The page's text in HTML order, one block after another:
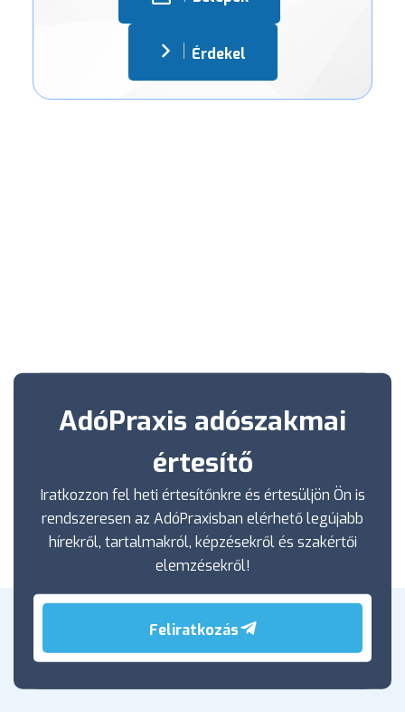
Érdekel
AdóPraxis adószakmai
értesítő
Iratkozzon fel heti értesítőnkre és értesüljön Ön is
rendszeresen az AdóPraxisban elérhető legújabb
hírekről, tartalmakról, képzésekről és szakértői
elemzésekről!
Feliratkozás